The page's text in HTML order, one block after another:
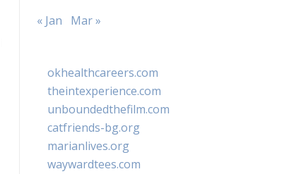
« Jan Mar »
okhealthcareers.com
theintexperience.com
unboundedthefilm.com
catfriends-bg.org
marianlives.org
waywardtees.com